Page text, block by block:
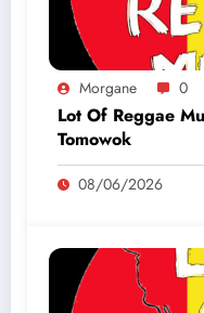
Morgane 0
Lot Of Reggae
Tomowok
08/06/2026